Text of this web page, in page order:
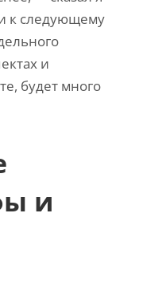
к следующему
и
будет много
и